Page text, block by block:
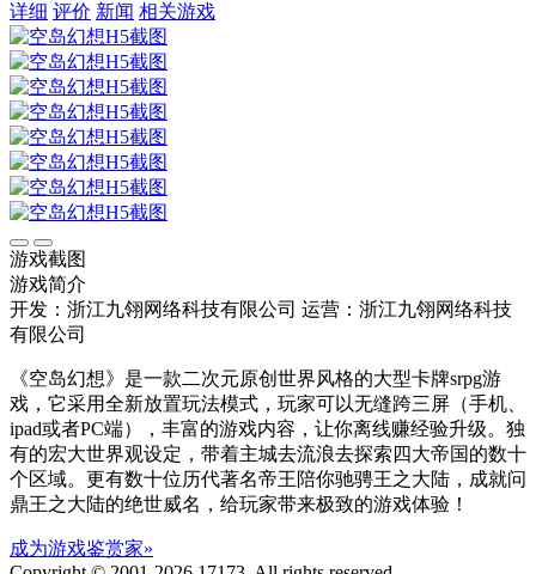
详细 评价 新闻 相关游戏
游戏截图
游戏简介
开发：浙江九翎网络科技有限公司 运营：浙江九翎网络科技
有限公司
《空岛幻想》是一款二次元原创世界风格的大型卡牌srpg游
戏，它采用全新放置玩法模式，玩家可以无缝跨三屏（手机、
ipad或者PC端），丰富的游戏内容，让你离线赚经验升级。独
有的宏大世界观设定，带着主城去流浪去探索四大帝国的数十
个区域。更有数十位历代著名帝王陪你驰骋王之大陆，成就问
鼎王之大陆的绝世威名，给玩家带来极致的游戏体验！
成为游戏鉴赏家»